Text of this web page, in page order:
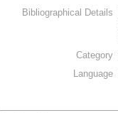
Bibliographical Details
Category
Language